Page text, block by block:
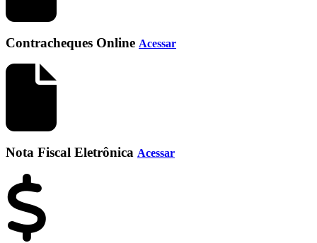
Contracheques Online Acessar
Nota Fiscal Eletrônica Acessar